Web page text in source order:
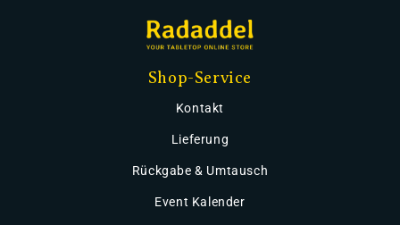
Shop-Service
Kontakt
Lieferung
Rückgabe & Umtausch
Event Kalender